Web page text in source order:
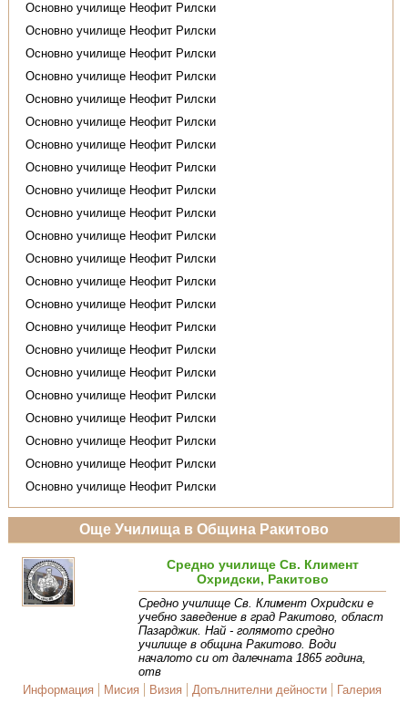
Основно училище Неофит Рилски
Основно училище Неофит Рилски
Основно училище Неофит Рилски
Основно училище Неофит Рилски
Основно училище Неофит Рилски
Основно училище Неофит Рилски
Основно училище Неофит Рилски
Основно училище Неофит Рилски
Основно училище Неофит Рилски
Основно училище Неофит Рилски
Основно училище Неофит Рилски
Основно училище Неофит Рилски
Основно училище Неофит Рилски
Основно училище Неофит Рилски
Основно училище Неофит Рилски
Основно училище Неофит Рилски
Основно училище Неофит Рилски
Основно училище Неофит Рилски
Основно училище Неофит Рилски
Основно училище Неофит Рилски
Основно училище Неофит Рилски
Основно училище Неофит Рилски
Още Училища в Община Ракитово
Средно училище Св. Климент
Охридски, Ракитово
Средно училище Св. Климент Охридски е
учебно заведение в град Ракитово, област
Пазарджик. Най - голямото средно
училище в община Ракитово. Води
началото си от далечната 1865 година,
отв
Информация
Мисия Визия Допълнителни дейности Галерия